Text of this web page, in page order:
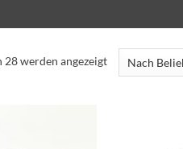
28 werden angezeigtNach
Beliebtheit